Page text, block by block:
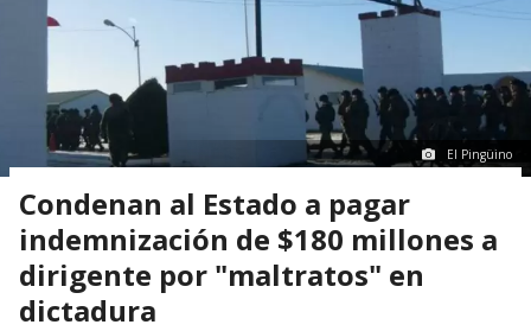
El Pingüino
Condenan al Estado a pagar
indemnización de $180 millones a
dirigente por "maltratos" en
dictadura